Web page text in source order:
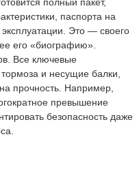
паспорта на
Это — своего
его «биографию».
Все ключевые
и несущие балки,
прочность. Например,
превышение
безопасность даже